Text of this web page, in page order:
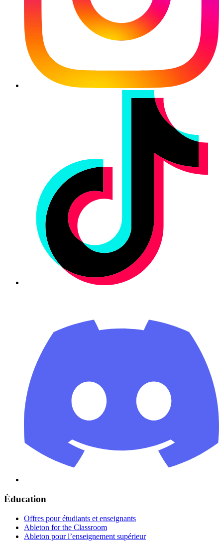
Éducation
Offres pour étudiants et enseignants
Ableton for the Classroom
Ableton pour l’enseignement supérieur